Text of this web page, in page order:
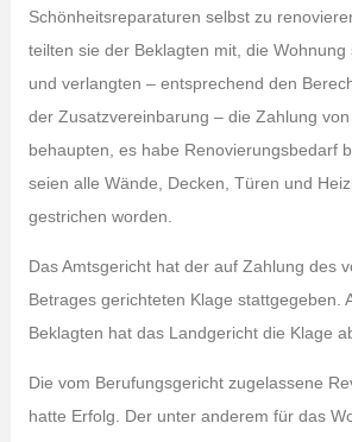
Schönheitsreparaturen selbst zu
teilten sie der Beklagten mit, die Wohnung
und verlangten – entsprechend den
der Zusatzvereinbarung – die Zahlung
behaupten, es habe Renovierungsbedarf
seien alle Wände, Decken, Türen und
gestrichen worden.
Das Amtsgericht hat der auf Zahlung des
Betrages gerichteten Klage stattgegeben.
Beklagten hat das Landgericht die Klage
Die vom Berufungsgericht zugelassene
hatte Erfolg. Der unter anderem für das